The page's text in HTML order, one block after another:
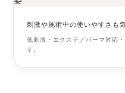
刺激や施術中の使いやすさも
低刺激・エクステ／パーマ対応
す。